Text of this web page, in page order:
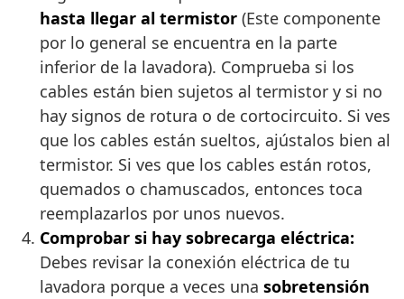
hasta llegar al termistor (Este componente
por lo general se encuentra en la parte
inferior de la lavadora). Comprueba si los
cables están bien sujetos al termistor y si no
hay signos de rotura o de cortocircuito. Si ves
que los cables están sueltos, ajústalos bien al
termistor. Si ves que los cables están rotos,
quemados o chamuscados, entonces toca
reemplazarlos por unos nuevos.
Comprobar si hay sobrecarga eléctrica:
Debes revisar la conexión eléctrica de tu
lavadora porque a veces una sobretensión